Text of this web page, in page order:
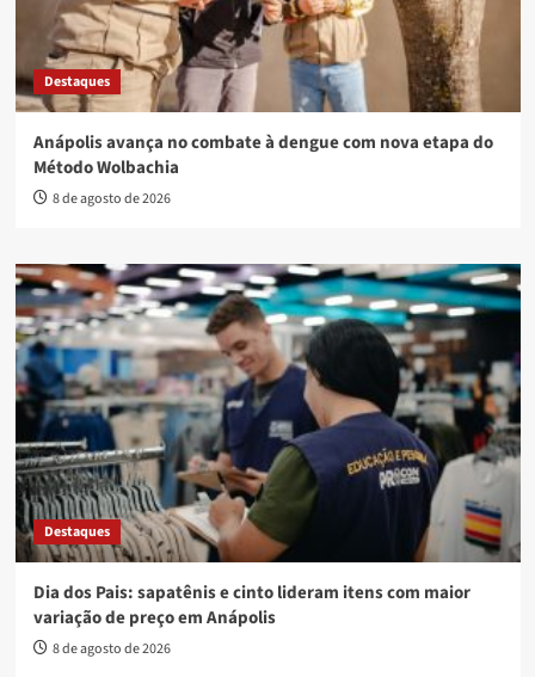
Destaques
Anápolis avança no combate à dengue com nova etapa do
Método Wolbachia
8 de agosto de 2026
Destaques
Dia dos Pais: sapatênis e cinto lideram itens com maior
variação de preço em Anápolis
8 de agosto de 2026